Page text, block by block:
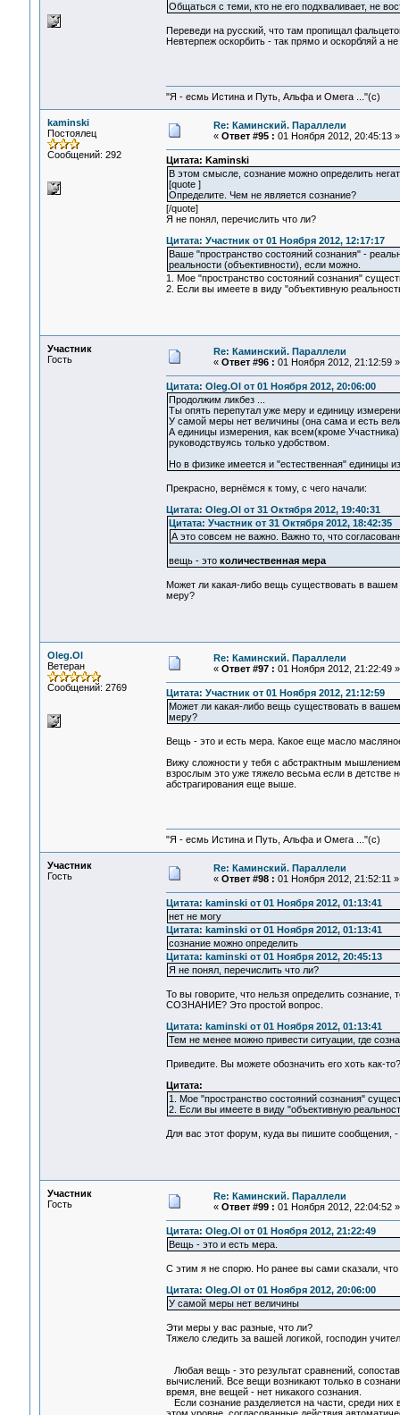
Общаться с теми, кто не его подхваливает, не
Переведи на русский, что там пропищал
Невтерпеж оскорбить - так прямо и оскорбляй а
"Я - есмь Истина и Путь, Альфа и Омега ..."(с)
kaminski
Постоялец
Сообщений: 292
Re: Каминский. Параллели
« Ответ #95 : 01 Ноября 2012, 20:45:13 »
Цитата: Kaminski
В этом смысле, сознание можно определить
[quote ]
Определите. Чем не является сознание?
[/quote]
Я не понял, перечислить что ли?
Цитата: Участник от 01 Ноября 2012, 12:17:17
Ваше "пространство состояний сознания" -
реальности (объективности), если можно.
1. Мое "пространство состояний сознания"
2. Если вы имеете в виду "объективную
Участник
Гость
Re: Каминский. Параллели
« Ответ #96 : 01 Ноября 2012, 21:12:59 »
Цитата: Oleg.Ol от 01 Ноября 2012, 20:06:00
Продолжим ликбез ...
Ты опять перепутал уже меру и единицу
У самой меры нет величины (она сама и есть
А единицы измерения, как всем(кроме
руководствуясь только удобством.
Но в физике имеется и "естественная" единицы
Прекрасно, вернёмся к тому, с чего начали:
Цитата: Oleg.Ol от 31 Октября 2012, 19:40:31
Цитата: Участник от 31 Октября 2012, 18:42:35
А это совсем не важно. Важно то, что
вещь - это количественная мера
Может ли какая-либо вещь существовать в
меру?
Oleg.Ol
Ветеран
Сообщений: 2769
Re: Каминский. Параллели
« Ответ #97 : 01 Ноября 2012, 21:22:49 »
Цитата: Участник от 01 Ноября 2012, 21:12:59
Может ли какая-либо вещь существовать в
меру?
Вещь - это и есть мера. Какое еще масло
Вижу сложности у тебя с абстрактным
взрослым это уже тяжело весьма если в детстве
абстрагирования еще выше.
"Я - есмь Истина и Путь, Альфа и Омега ..."(с)
Участник
Гость
Re: Каминский. Параллели
« Ответ #98 : 01 Ноября 2012, 21:52:11 »
Цитата: kaminski от 01 Ноября 2012, 01:13:41
нет не могу
Цитата: kaminski от 01 Ноября 2012, 01:13:41
сознание можно определить
Цитата: kaminski от 01 Ноября 2012, 20:45:13
Я не понял, перечислить что ли?
То вы говорите, что нельзя определить
СОЗНАНИЕ? Это простой вопрос.
Цитата: kaminski от 01 Ноября 2012, 01:13:41
Тем не менее можно привести ситуации, где
Приведите. Вы можете обозначить его хоть как-то?
Цитата:
1. Мое "пространство состояний сознания"
2. Если вы имеете в виду "объективную
Для вас этот форум, куда вы пишите сообщения, -
Участник
Гость
Re: Каминский. Параллели
« Ответ #99 : 01 Ноября 2012, 22:04:52 »
Цитата: Oleg.Ol от 01 Ноября 2012, 21:22:49
Вещь - это и есть мера.
С этим я не спорю. Но ранее вы сами сказали,
Цитата: Oleg.Ol от 01 Ноября 2012, 20:06:00
У самой меры нет величины
Эти меры у вас разные, что ли?
Тяжело следить за вашей логикой, господин
Любая вещь - это результат сравнений,
вычислений. Все вещи возникают только в
время, вне вещей - нет никакого сознания.
Если сознание разделяется на части, среди них